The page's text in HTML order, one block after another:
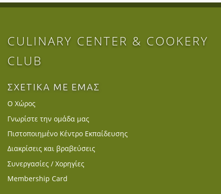
CULINARY CENTER & COOKERY
CLUB
ΣΧΕΤΙΚΑ ΜΕ ΕΜΑΣ
Ο Χώρος
Γνωρίστε την ομάδα μας
Πιστοποιημένο Κέντρο Εκπαίδευσης
Διακρίσεις και βραβεύσεις
Συνεργασίες / Χορηγίες
Membership Card